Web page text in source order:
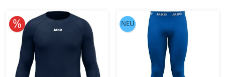
10% reduziert NEU